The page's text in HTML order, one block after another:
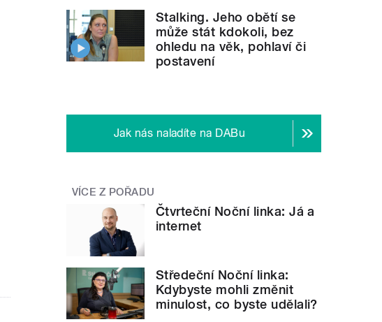
Stalking. Jeho obětí se
může stát kdokoli, bez
ohledu na věk, pohlaví či
postavení
Jak nás naladíte na DABu
VÍCE Z POŘADU
Čtvrteční Noční linka: Já a
internet
Středeční Noční linka:
Kdybyste mohli změnit
minulost, co byste udělali?